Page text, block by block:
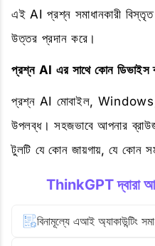
এই AI প্রশ্ন সমাধানকারী
উত্তর প্রদান করে।
প্রশ্ন AI এর সাথে কোন ডিভাইস
প্রশ্ন AI মোবাইল,
উপলব্ধ। সহজভাবে আপনার
টুলটি যে কোন জায়গায়, যে কোন
ThinkGPT দ্বারা
বিনামূল্যে এআই অ্যাকাউন্টিং